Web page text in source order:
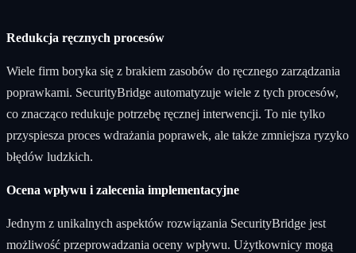
Redukcja ręcznych procesów
Wiele firm boryka się z brakiem zasobów do ręcznego zarządzania
poprawkami. SecurityBridge automatyzuje wiele z tych procesów,
co znacząco redukuje potrzebę ręcznej interwencji. To nie tylko
przyspiesza proces wdrażania poprawek, ale także zmniejsza ryzyko
błędów ludzkich.
Ocena wpływu i zalecenia implementacyjne
Jednym z unikalnych aspektów rozwiązania SecurityBridge jest
możliwość przeprowadzania oceny wpływu. Użytkownicy mogą